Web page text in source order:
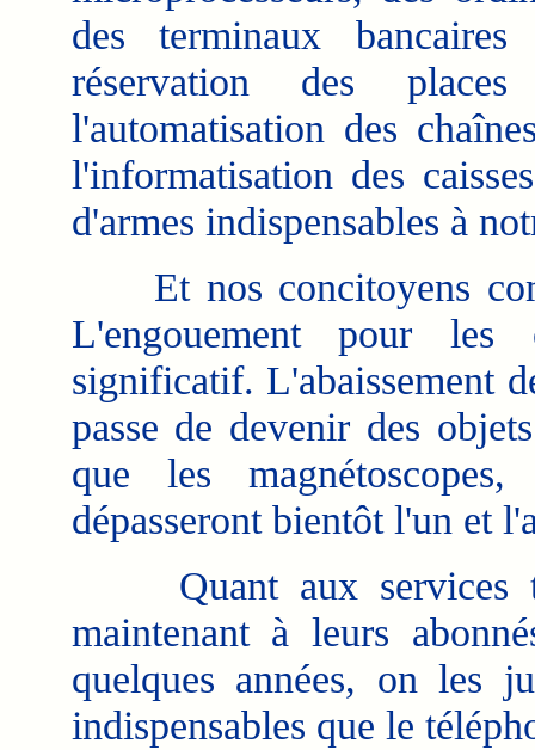
des terminaux
réservation des
l'automatisation des
l'informatisation des
d'armes indispensables à
Et nos concitoyens
L'engouement pour les
significatif. L'abaissement
passe de devenir des
que les
dépasseront bientôt l'un et
Quant aux services
maintenant à leurs
quelques années, on les
indispensables que le